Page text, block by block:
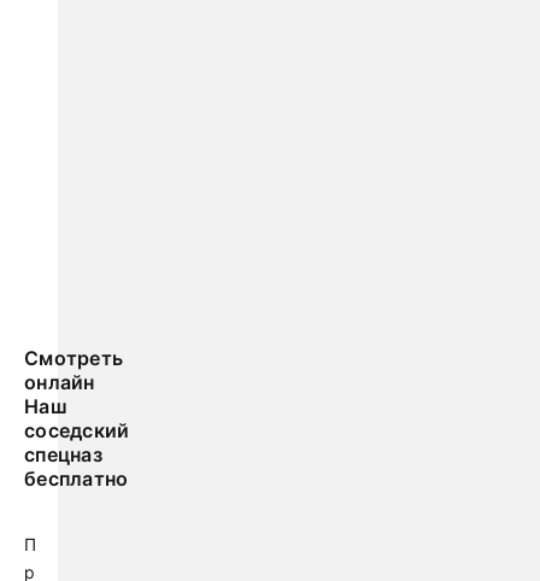
Смотреть
онлайн
Наш
соседский
спецназ
бесплатно
П
р